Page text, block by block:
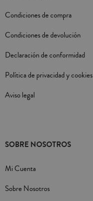
Condiciones de compra
Condiciones de devolución
Declaración de conformidad
Política de privacidad y cookies
Aviso legal
SOBRE NOSOTROS
Mi Cuenta
Sobre Nosotros